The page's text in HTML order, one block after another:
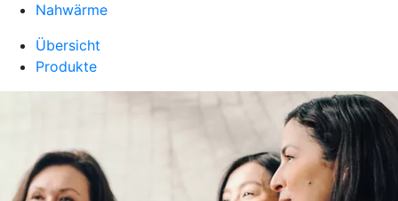
Nahwärme
Übersicht
Produkte